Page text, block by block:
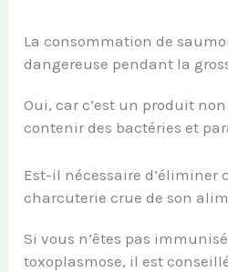
La consommation de
dangereuse pendant la
Oui, car c’est un produit
contenir des bactéries et
Est-il nécessaire d’éliminer
charcuterie crue de son
Si vous n’êtes pas
toxoplasmose, il est